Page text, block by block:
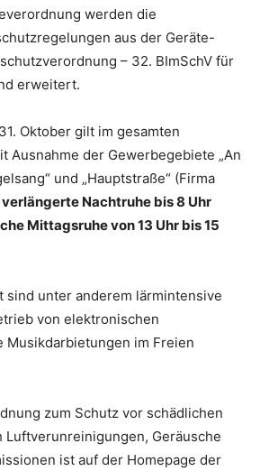
werden die
aus der Geräte-
– 32. BImSchV für
erweitert.
Oktober gilt im gesamten
Ausnahme der Gewerbegebiete „An
und „Hauptstraße“ (Firma
verlängerte Nachtruhe bis 8 Uhr
Mittagsruhe von 13 Uhr bis 15
sind unter anderem lärmintensive
von elektronischen
Musikdarbietungen im Freien
zum Schutz vor schädlichen
Luftverunreinigungen, Geräusche
ist auf der Homepage der